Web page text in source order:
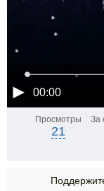
00:00
Просмотры
21
За